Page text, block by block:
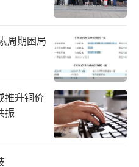
饭市场的产品和价格
元不等。
的年夜饭，其内容的
夜饭。一般来说，售
前菜、主菜、汤品、
，食材也往往涵盖牛
等，更有商家在年夜
鱼以及三文鱼等昂贵
周期困局
推升铜价
振